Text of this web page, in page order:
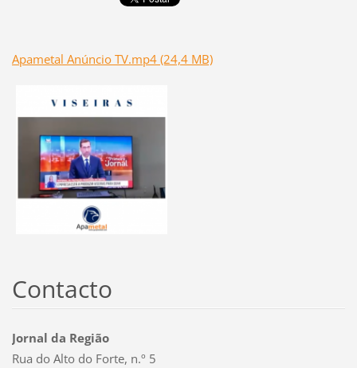
Apametal Anúncio TV.mp4 (24,4 MB)
Contacto
Jornal da Região
Rua do Alto do Forte, n.º 5